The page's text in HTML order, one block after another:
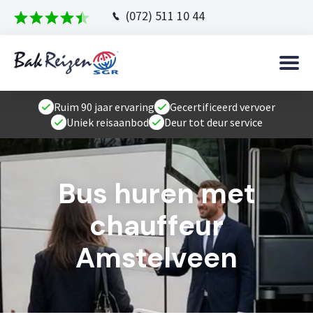
(072) 511 10 44
Ruim 90 jaar ervaring
Gecertificeerd vervoer
Uniek reisaanbod
Deur tot deur service
Bus huren met
chauffeur
Amstelveen